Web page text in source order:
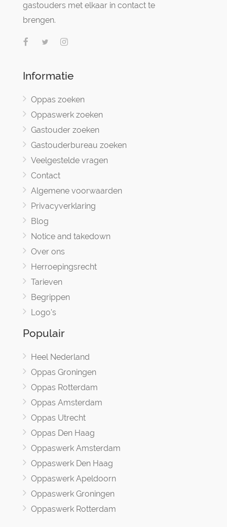
gastouders met elkaar in contact te
brengen.
Informatie
Oppas zoeken
Oppaswerk zoeken
Gastouder zoeken
Gastouderbureau zoeken
Veelgestelde vragen
Contact
Algemene voorwaarden
Privacyverklaring
Blog
Notice and takedown
Over ons
Herroepingsrecht
Tarieven
Begrippen
Logo's
Populair
Heel Nederland
Oppas Groningen
Oppas Rotterdam
Oppas Amsterdam
Oppas Utrecht
Oppas Den Haag
Oppaswerk Amsterdam
Oppaswerk Den Haag
Oppaswerk Apeldoorn
Oppaswerk Groningen
Oppaswerk Rotterdam